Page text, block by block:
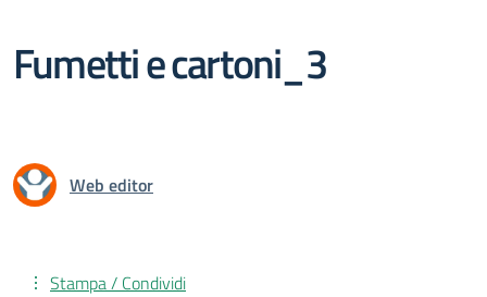
Fumetti e cartoni_3
Web editor
Stampa / Condividi